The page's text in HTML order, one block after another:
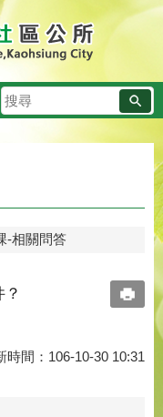
搜
尋
-相關問答
時間：106-10-30 10:31